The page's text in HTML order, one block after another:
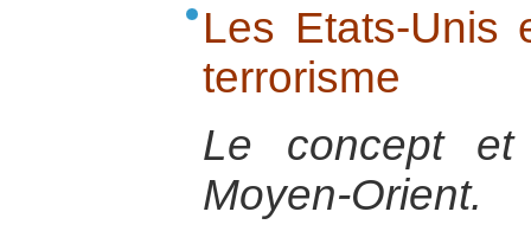
Les Etats-Unis
terrorisme
Le concept
Moyen-Orient.